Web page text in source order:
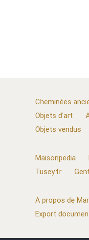
Cheminées
Objets d'art
Objets vendus
Maisonpedia
Tusey.fr
A propos de
Export